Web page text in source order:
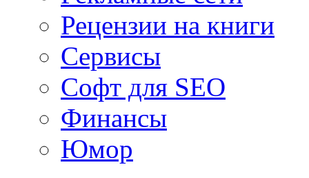
Рецензии на книги
Сервисы
Софт для SEO
Финансы
Юмор